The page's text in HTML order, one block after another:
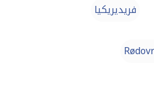
فريديريكيا